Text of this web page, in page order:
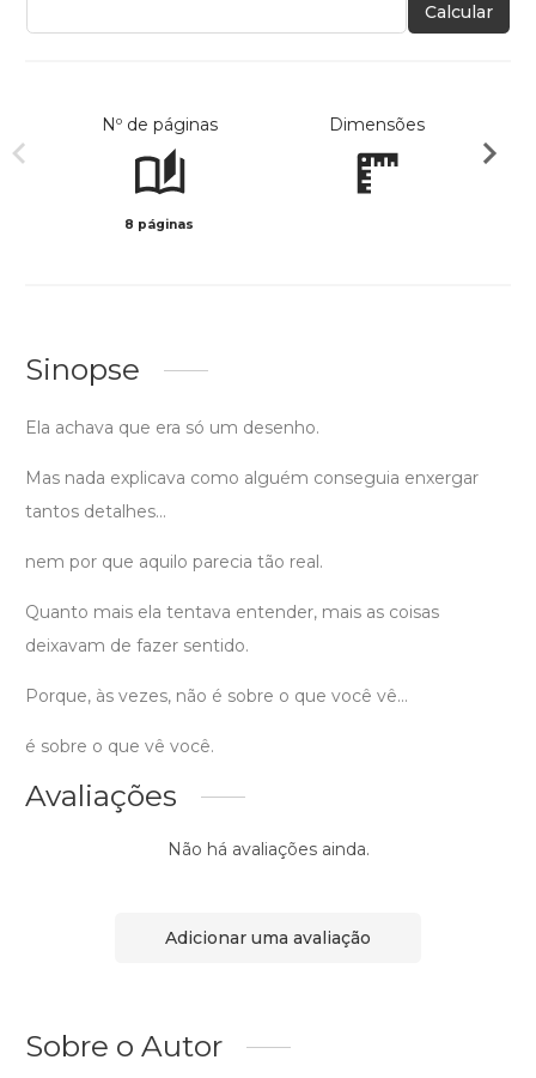
Calcular
Nº de páginas
8 páginas
Dimensões
Sinopse
Ela achava que era só um desenho.
Mas nada explicava como alguém conseguia enxergar
tantos detalhes…
nem por que aquilo parecia tão real.
Quanto mais ela tentava entender, mais as coisas
deixavam de fazer sentido.
Porque, às vezes, não é sobre o que você vê…
é sobre o que vê você.
Avaliações
Não há avaliações ainda.
Adicionar uma avaliação
Sobre o Autor